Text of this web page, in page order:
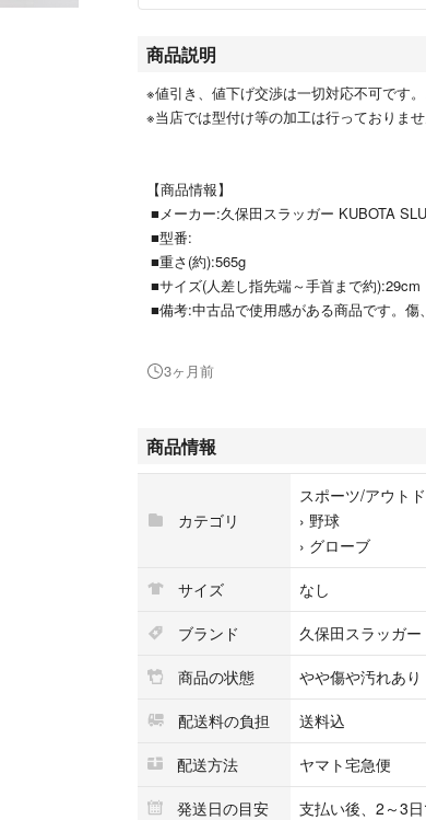
商品説明
※値引き、値下げ交渉は一切対応不可です。
※当店では型付け等の加工は行っておりませ
【商品情報】
■メーカー:久保田スラッガー KUBOTA
■型番:
■重さ(約):565g
■サイズ(人差し指先端～手首まで約):29cm
■備考:中古品で使用感がある商品です。傷
合がございますが、破れや穴あきは見受け
ます。ご了承の上ご購入下さい。型がつい
3ヶ月前
商品情報
カテゴリ
スポーツ/アウト
› 野球
› グローブ
サイズ
なし
ブランド
久保田スラッガー
商品の状態
やや傷や汚れあり
配送料の負担
送料込
配送方法
ヤマト宅急便
発送日の目安
支払い後、2～3